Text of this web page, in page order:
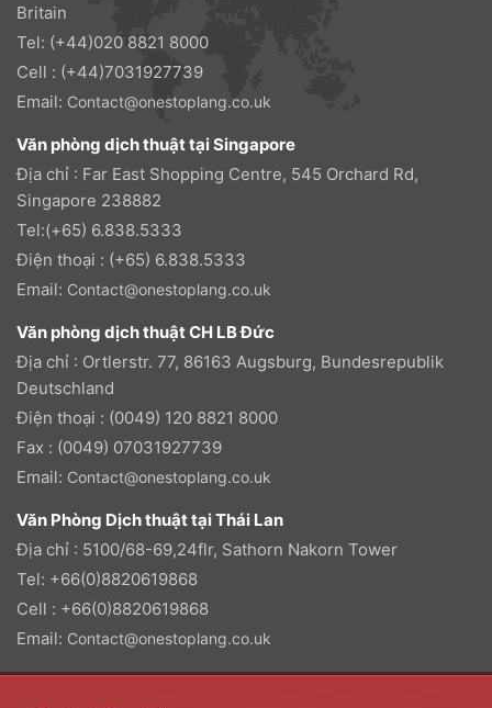
Britain
Tel: (+44)020 8821 8000
Cell : (+44)7031927739
Email: Contact@onestoplang.co.uk
Văn phòng dịch thuật tại Singapore
Địa chỉ : Far East Shopping Centre, 545 Orchard Rd,
Singapore 238882
Tel:(+65) 6.838.5333
Điện thoại : (+65) 6.838.5333
Email: Contact@onestoplang.co.uk
Văn phòng dịch thuật CH LB Đức
Địa chỉ : Ortlerstr. 77, 86163 Augsburg, Bundesrepublik
Deutschland
Điện thoại : (0049) 120 8821 8000
Fax : (0049) 07031927739
Email: Contact@onestoplang.co.uk
Văn Phòng Dịch thuật tại Thái Lan
Địa chỉ : 5100/68-69,24flr, Sathorn Nakorn Tower
Tel: +66(0)8820619868
Cell : +66(0)8820619868
Email: Contact@onestoplang.co.uk